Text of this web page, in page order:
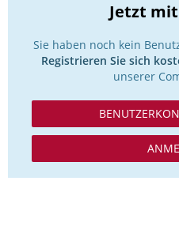
Jetzt
Sie haben noch kein
Registrieren Sie sich
unserer